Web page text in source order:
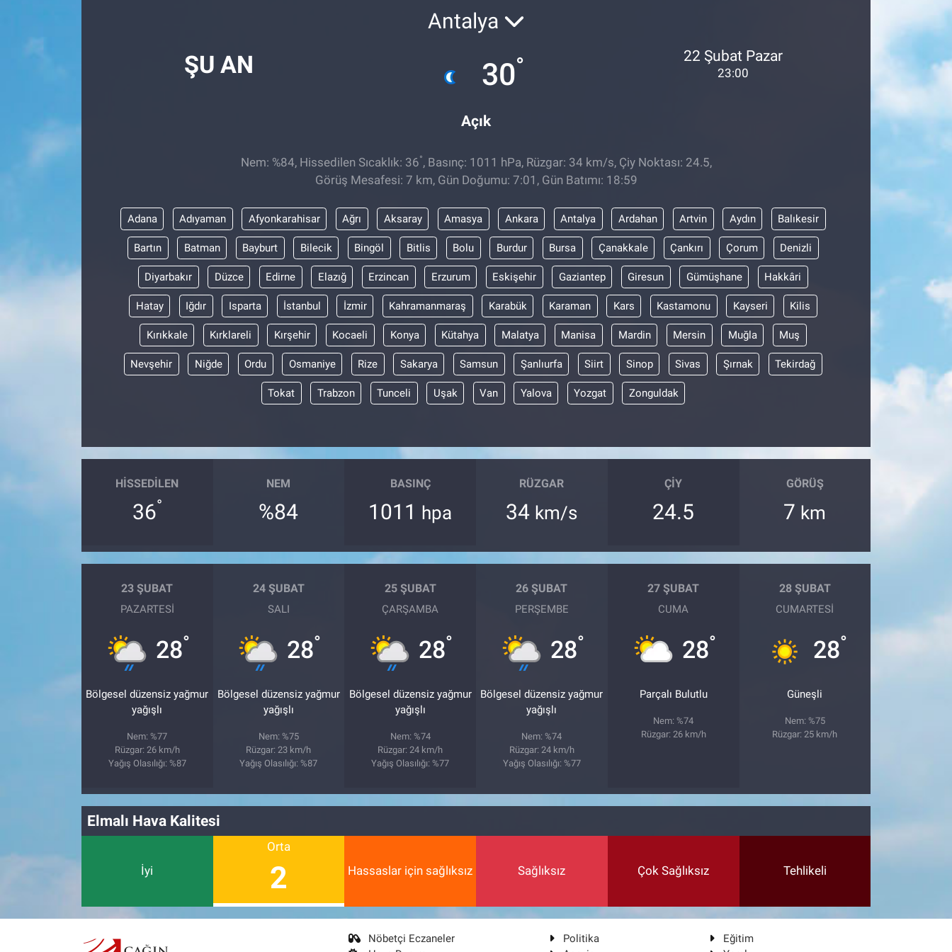
ŞU AN
Antalya
30°
Açık
22 Şubat Pazar
23:00
Nem: %84, Hissedilen Sıcaklık: 36°, Basınç: 1011 hPa, Rüzgar: 34 km/s, Çiy Noktası: 24.5,
Görüş Mesafesi: 7 km, Gün Doğumu: 7:01, Gün Batımı: 18:59
Adana Adıyaman Afyonkarahisar Ağrı Aksaray Amasya Ankara Antalya Ardahan Artvin Aydın Balıkesir
Bartın Batman Bayburt Bilecik Bingöl Bitlis Bolu Burdur Bursa Çanakkale Çankırı Çorum Denizli
Diyarbakır Düzce Edirne Elazığ Erzincan Erzurum Eskişehir Gaziantep Giresun Gümüşhane Hakkâri
Hatay Iğdır Isparta İstanbul İzmir Kahramanmaraş Karabük Karaman Kars Kastamonu Kayseri Kilis
Kırıkkale Kırklareli Kırşehir Kocaeli Konya Kütahya Malatya Manisa Mardin Mersin Muğla Muş
Nevşehir Niğde Ordu Osmaniye Rize Sakarya Samsun Şanlıurfa Siirt Sinop Sivas Şırnak Tekirdağ
Tokat Trabzon Tunceli Uşak Van Yalova Yozgat Zonguldak
HISSEDILEN
36°
NEM
%84
BASINÇ
1011 hpa
RÜZGAR
34 km/s
ÇIY
24.5
GÖRÜŞ
7 km
23 ŞUBAT
PAZARTESI
28°
Bölgesel düzensiz yağmur
yağışlı
Nem: %77
Rüzgar: 26 km/h
Yağış Olasılığı: %87
24 ŞUBAT
SALI
28°
Bölgesel düzensiz yağmur
yağışlı
Nem: %75
Rüzgar: 23 km/h
Yağış Olasılığı: %87
25 ŞUBAT
ÇARŞAMBA
28°
Bölgesel düzensiz yağmur
yağışlı
Nem: %74
Rüzgar: 24 km/h
Yağış Olasılığı: %77
26 ŞUBAT
PERŞEMBE
28°
Bölgesel düzensiz yağmur
yağışlı
Nem: %74
Rüzgar: 24 km/h
Yağış Olasılığı: %77
27 ŞUBAT
CUMA
28°
Parçalı Bulutlu
Nem: %74
Rüzgar: 26 km/h
28 ŞUBAT
CUMARTESI
28°
Güneşli
Nem: %75
Rüzgar: 25 km/h
Elmalı Hava Kalitesi
İyi
Orta
2 Hassaslar için sağlıksız Sağlıksız Çok Sağlıksız Tehlikeli
Nöbetçi Eczaneler
Politika
Eğitim